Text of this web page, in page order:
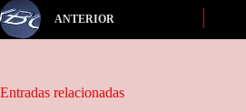
ANTERIOR
Entradas relacionadas